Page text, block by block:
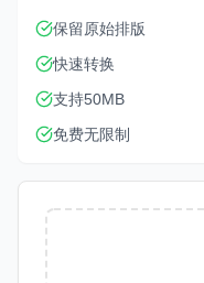
保留原始排版
快速转换
支持50MB
免费无限制